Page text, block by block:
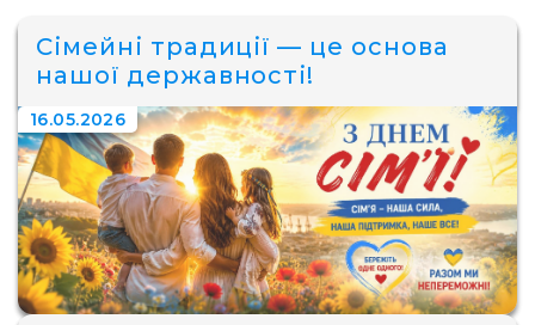
Сімейні традиції — це основа
нашої державності!
16.05.2026